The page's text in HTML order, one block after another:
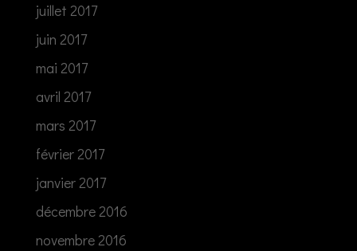
juillet 2017
juin 2017
mai 2017
avril 2017
mars 2017
février 2017
janvier 2017
décembre 2016
novembre 2016